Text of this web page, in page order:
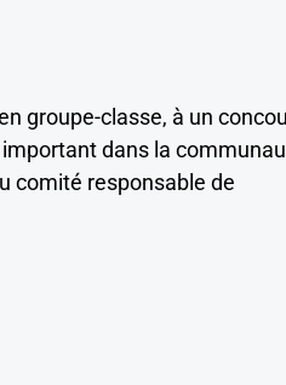
groupe-classe, à un
dans la
comité responsable de